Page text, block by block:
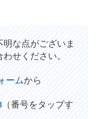
な点がございま
せください。
ームから
（番号をタップす